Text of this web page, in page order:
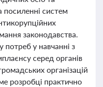
посиленні систем
законодавства.
потреб у навчанні з
серед органів
організацій
розробці практично